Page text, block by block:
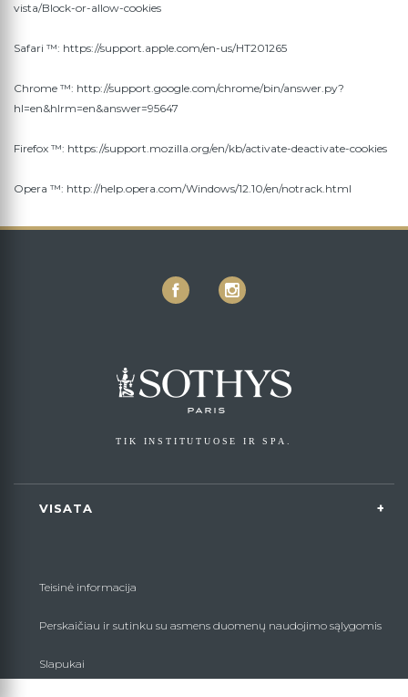
vista/Block-or-allow-cookies
Safari ™: https://support.apple.com/en-us/HT201265
Chrome ™: http://support.google.com/chrome/bin/answer.py?
hl=en&hlrm=en&answer=95647
Firefox ™: https://support.mozilla.org/en/kb/activate-deactivate-cookies
Opera ™: http://help.opera.com/Windows/12.10/en/notrack.html
TIK INSTITUTUOSE IR SPA.
VISATA
Teisinė informacija
Perskaičiau ir sutinku su asmens duomenų naudojimo sąlygomis
Slapukai